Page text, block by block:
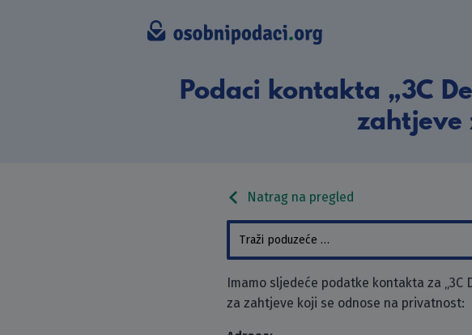
Podaci kontakta „3C
zahtjeve
Natrag na pregled
Imamo sljedeće podatke kontakta za
za zahtjeve koji se odnose na privatnost: